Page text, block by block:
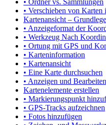
• Verschieben von
Kartenansicht –
• Anzeigeformat der
• Werkzeug Nach
• Ortung mit GPS und
• Karteninformation
• Kartenansicht
• Eine Karte durchsuchen
• Anzeigen und
Kartenelemente erstellen
• Markierungspunkt
• GPS-Tracks aufzeichnen
• Fotos hinzufügen